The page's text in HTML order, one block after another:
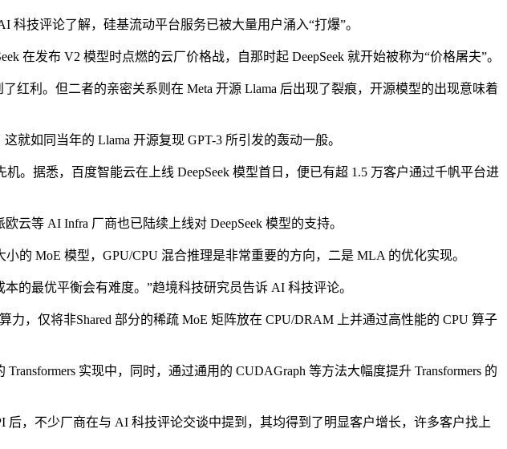
技评论了解，硅基流动平台服务已被大量用户涌入“打爆”。
发布 V2 模型时点燃的云厂价格战，自那时起 DeepSeek 就开始被称为“价格屠夫”。
利。但二者的亲密关系则在 Meta 开源 Llama 后出现了裂痕，开源模型的出现意味着
如同当年的 Llama 开源复现 GPT-3 所引发的轰动一般。
据悉，百度智能云在上线 DeepSeek 模型首日，便已有超 1.5 万客户通过千帆平台进
等 AI Infra 厂商也已陆续上线对 DeepSeek 模型的支持。
MoE 模型，GPU/CPU 混合推理是非常重要的方向，二是 MLA 的优化实现。
最优平衡会有难度。”趋境科技研究员告诉 AI 科技评论。
仅将非Shared 部分的稀疏 MoE 矩阵放在 CPU/DRAM 上并通过高性能的 CPU 算子
实现中，同时，通过通用的 CUDAGraph 等方法大幅度提升 Transformers 的
，不少厂商在与 AI 科技评论交谈中提到，其均得到了明显客户增长，许多客户找上